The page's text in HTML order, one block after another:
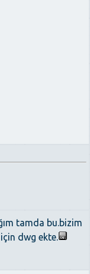
tamda bu.bizim
dwg ekte.